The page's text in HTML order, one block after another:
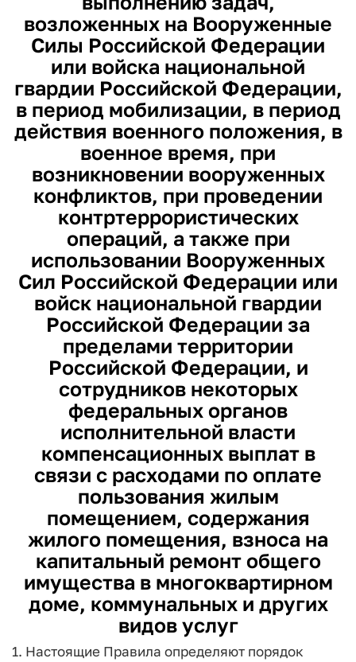
возложенных на Вооруженные
Силы Российской Федерации
или войска национальной
гвардии Российской Федерации,
в период мобилизации, в период
действия военного положения, в
военное время, при
возникновении вооруженных
конфликтов, при проведении
контртеррористических
операций, а также при
использовании Вооруженных
Сил Российской Федерации или
войск национальной гвардии
Российской Федерации за
пределами территории
Российской Федерации, и
сотрудников некоторых
федеральных органов
исполнительной власти
компенсационных выплат в
связи с расходами по оплате
пользования жилым
помещением, содержания
жилого помещения, взноса на
капитальный ремонт общего
имущества в многоквартирном
доме, коммунальных и других
видов услуг
1. Настоящие Правила определяют порядок